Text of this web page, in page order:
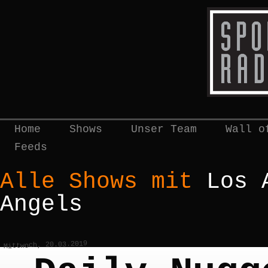
Home Shows Unser Team
Wall
Feeds
Alle Shows mit Los
Angels
Mittwoch, 20.03.2019